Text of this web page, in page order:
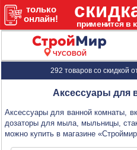
ЧУСОВОЙ
292 товаров со скидкой
Аксессуары для
Аксессуары для ванной комнаты,
дозаторы для мыла, мыльницы,
можно купить в магазине